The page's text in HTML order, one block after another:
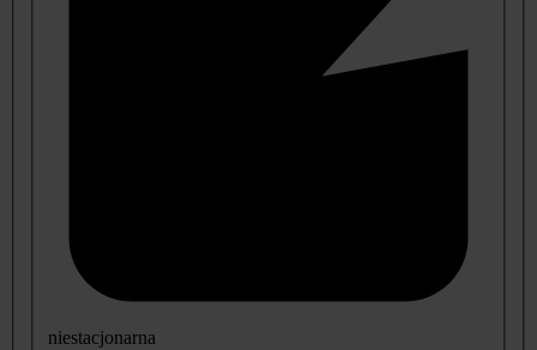
niestacjonarna